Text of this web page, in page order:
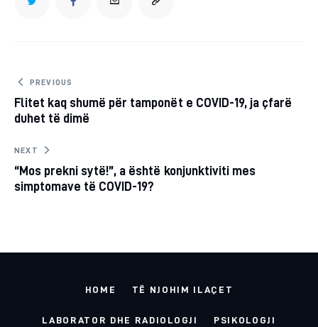
CLIPBOARD
Post
navigation
PREVIOUS
Flitet kaq shumë për tamponët e COVID-19, ja çfarë
duhet të dimë
NEXT
“Mos prekni sytë!”, a është konjunktiviti mes
simptomave të COVID-19?
HOME TË NJOHIM ILAÇET
LABORATOR DHE RADIOLOGJI PSIKOLOGJI